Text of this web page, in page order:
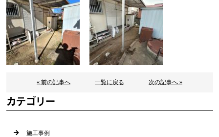
« 前の記事へ 一覧に戻る 次の記事へ »
カテゴリー
施工事例